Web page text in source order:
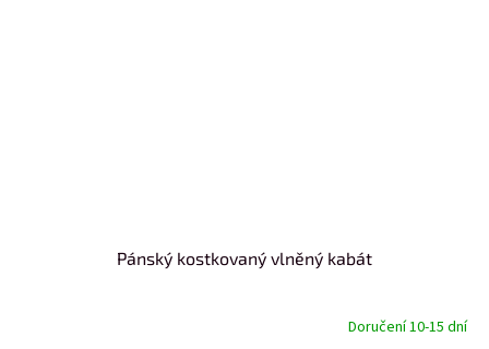
Pánský kostkovaný vlněný kabát
Doručení 10-15 dní